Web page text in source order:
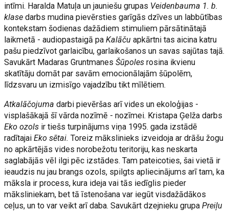
intīmi. Haralda Matuļa un jauniešu grupas Veidenbauma 1. b.
klase darbs mudina pievērsties garīgās dzīves un labbūtības
kontekstam šodienas dažādiem stimuliem pārsātinātajā
laikmetā - audiopastaigā paKalāču apkārtni tas aicina katru
pašu piedzīvot garlaicību, garlaikošanos un savas sajūtas tajā.
Savukārt Madaras Gruntmanes Šūpoles rosina ikvienu
skatītāju domāt par savām emocionālajām šūpolēm,
līdzsvaru un izmisīgo vajadzību tikt mīlētiem.
Atkalāčojuma darbi pievēršas arī vides un ekoloģijas -
visplašākajā šī vārda nozīmē - nozīmei. Kristapa Ģelža darbs
Eko ozols ir tiešs turpinājums viņa 1995. gada izstādē
radītajaiEko sētai. Toreiz mākslinieks izveidoja ar drāšu žogu
no apkārtējās vides norobežotu teritoriju, kas neskarta
saglabājās vēl ilgi pēc izstādes. Tam pateicoties, šai vietā ir
ieaudzis nu jau brangs ozols, spilgts apliecinājums arī tam, ka
māksla ir process, kura ideja vai tās iedīglis pieder
māksliniekam, bet tā īstenošana var iegūt visdažādākos
ceļus, un to var veikt arī daba. Savukārt dzejnieku grupaPreiļu